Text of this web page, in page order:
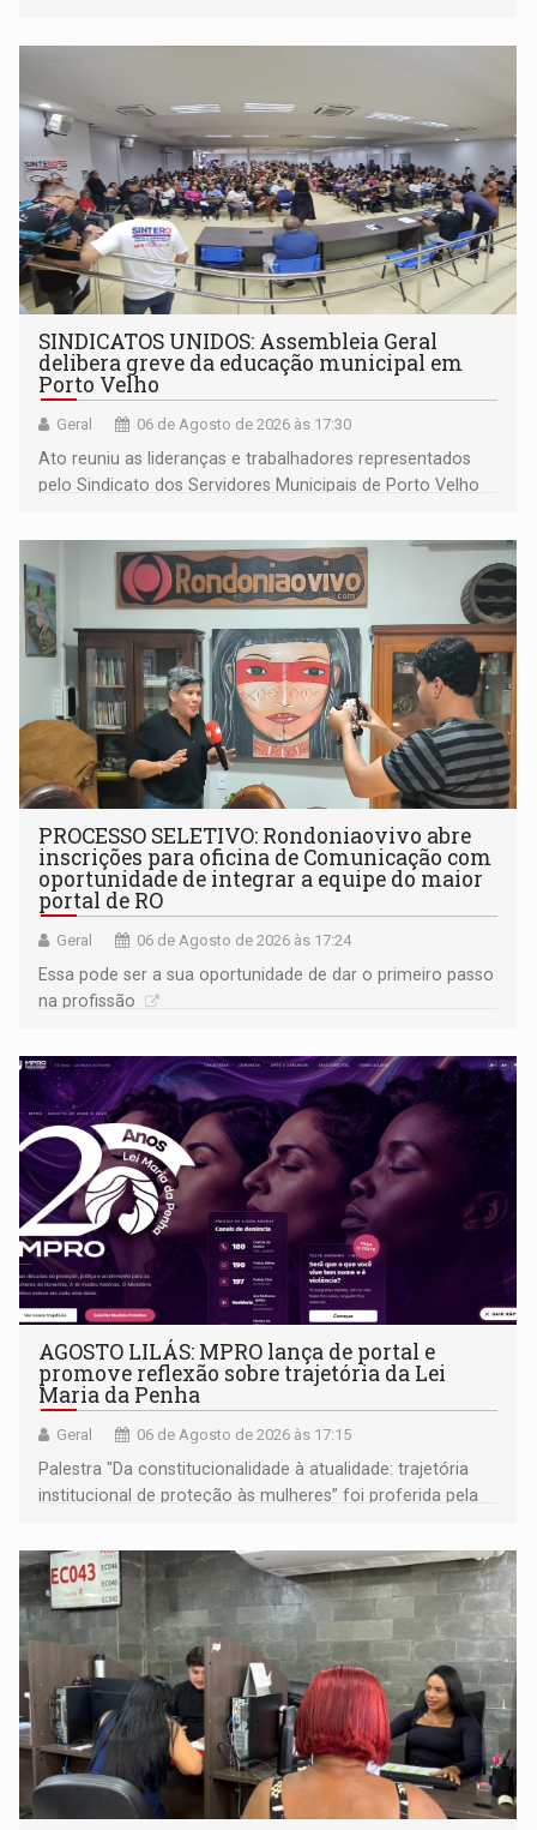
SINDICATOS UNIDOS: Assembleia Geral
delibera greve da educação municipal em
Porto Velho
Geral 06 de Agosto de 2026 às 17:30
Ato reuniu as lideranças e trabalhadores representados
pelo Sindicato dos Servidores Municipais de Porto Velho
PROCESSO SELETIVO: Rondoniaovivo abre
inscrições para oficina de Comunicação com
oportunidade de integrar a equipe do maior
portal de RO
Geral 06 de Agosto de 2026 às 17:24
Essa pode ser a sua oportunidade de dar o primeiro passo
na profissão
AGOSTO LILÁS: MPRO lança de portal e
promove reflexão sobre trajetória da Lei
Maria da Penha
Geral 06 de Agosto de 2026 às 17:15
Palestra "Da constitucionalidade à atualidade: trajetória
institucional de proteção às mulheres” foi proferida pela
Goiás